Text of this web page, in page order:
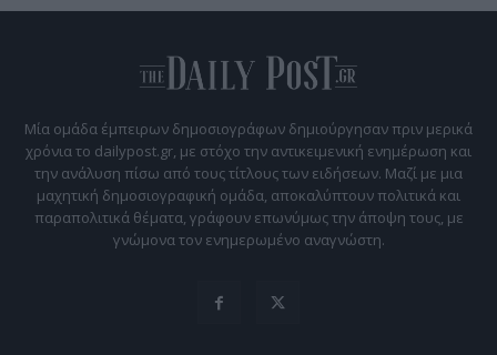
Μία ομάδα έμπειρων δημοσιογράφων δημιούργησαν πριν μερικά
χρόνια το dailypost.gr, με στόχο την αντικειμενική ενημέρωση και
την ανάλυση πίσω από τους τίτλους των ειδήσεων. Μαζί με μια
μαχητική δημοσιογραφική ομάδα, αποκαλύπτουν πολιτικά και
παραπολιτικά θέματα, γράφουν επωνύμως την άποψη τους, με
γνώμονα τον ενημερωμένο αναγνώστη.